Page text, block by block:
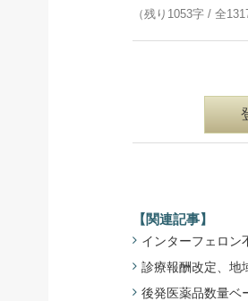
（残り1053字 / 全
【関連記事】
インターフェロン
診療報酬改定、地
後発医薬品数量ベ